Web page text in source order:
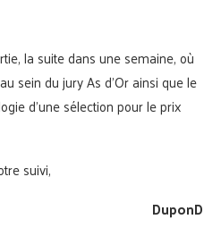
la suite dans une semaine, où
sein du jury As d’Or ainsi que le
d’une sélection pour le prix
suivi,
DuponD